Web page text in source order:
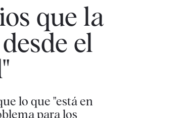
que la
el
lo que "está en
para los